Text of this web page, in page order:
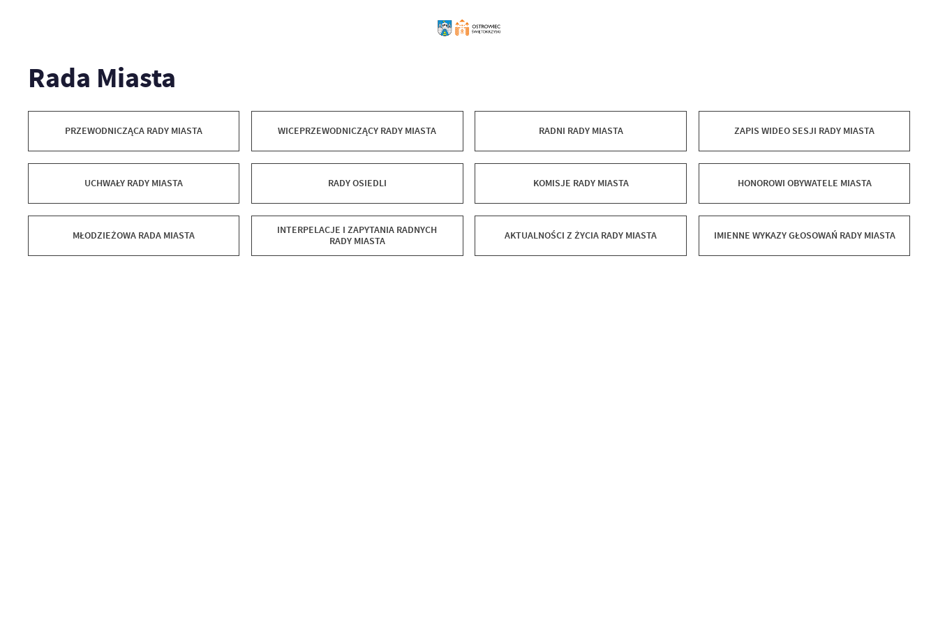
Rada Miasta
PRZEWODNICZĄCA RADY MIASTA WICEPRZEWODNICZĄCY RADY MIASTA RADNI RADY MIASTA ZAPIS WIDEO SESJI RADY MIASTA
UCHWAŁY RADY MIASTA RADY OSIEDLI KOMISJE RADY MIASTA HONOROWI OBYWATELE MIASTA
MŁODZIEŻOWA RADA MIASTA
INTERPELACJE I ZAPYTANIA RADNYCH
RADY MIASTA
AKTUALNOŚCI Z ŻYCIA RADY MIASTA IMIENNE WYKAZY GŁOSOWAŃ RADY MIASTA